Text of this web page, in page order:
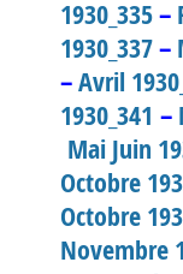
1930_335–
1930_337–
–Avril
1930_341 –
Mai Juin
Octobre
Octobre
Novembre